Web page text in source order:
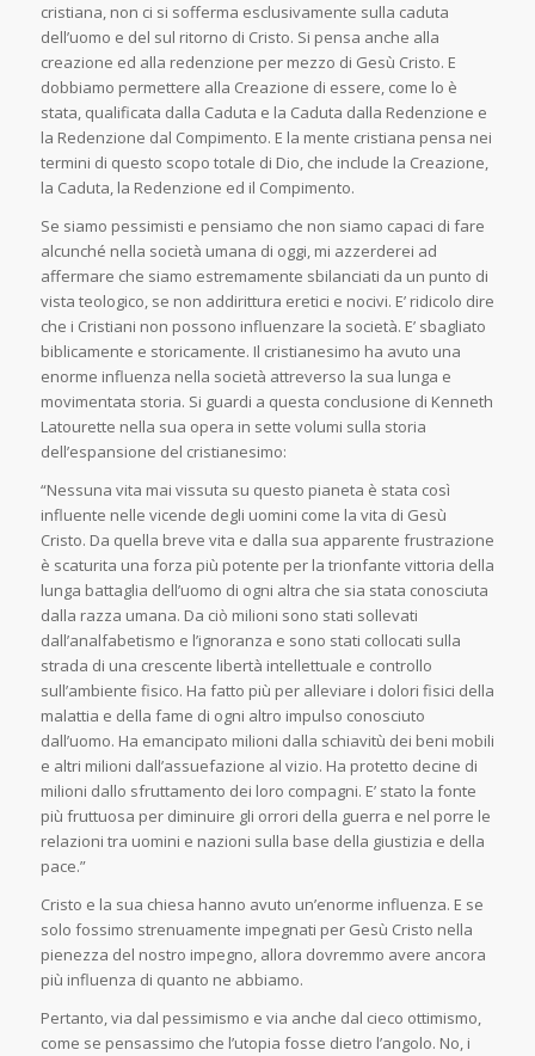
cristiana, non ci si sofferma esclusivamente sulla caduta
dell’uomo e del sul ritorno di Cristo. Si pensa anche alla
creazione ed alla redenzione per mezzo di Gesù Cristo. E
dobbiamo permettere alla Creazione di essere, come lo è
stata, qualificata dalla Caduta e la Caduta dalla Redenzione e
la Redenzione dal Compimento. E la mente cristiana pensa nei
termini di questo scopo totale di Dio, che include la Creazione,
la Caduta, la Redenzione ed il Compimento.
Se siamo pessimisti e pensiamo che non siamo capaci di fare
alcunché nella società umana di oggi, mi azzerderei ad
affermare che siamo estremamente sbilanciati da un punto di
vista teologico, se non addirittura eretici e nocivi. E’ ridicolo dire
che i Cristiani non possono influenzare la società. E’ sbagliato
biblicamente e storicamente. Il cristianesimo ha avuto una
enorme influenza nella società attreverso la sua lunga e
movimentata storia. Si guardi a questa conclusione di Kenneth
Latourette nella sua opera in sette volumi sulla storia
dell’espansione del cristianesimo:
“Nessuna vita mai vissuta su questo pianeta è stata così
influente nelle vicende degli uomini come la vita di Gesù
Cristo. Da quella breve vita e dalla sua apparente frustrazione
è scaturita una forza più potente per la trionfante vittoria della
lunga battaglia dell’uomo di ogni altra che sia stata conosciuta
dalla razza umana. Da ciò milioni sono stati sollevati
dall’analfabetismo e l’ignoranza e sono stati collocati sulla
strada di una crescente libertà intellettuale e controllo
sull’ambiente fisico. Ha fatto più per alleviare i dolori fisici della
malattia e della fame di ogni altro impulso conosciuto
dall’uomo. Ha emancipato milioni dalla schiavitù dei beni mobili
e altri milioni dall’assuefazione al vizio. Ha protetto decine di
milioni dallo sfruttamento dei loro compagni. E’ stato la fonte
più fruttuosa per diminuire gli orrori della guerra e nel porre le
relazioni tra uomini e nazioni sulla base della giustizia e della
pace.”
Cristo e la sua chiesa hanno avuto un’enorme influenza. E se
solo fossimo strenuamente impegnati per Gesù Cristo nella
pienezza del nostro impegno, allora dovremmo avere ancora
più influenza di quanto ne abbiamo.
Pertanto, via dal pessimismo e via anche dal cieco ottimismo,
come se pensassimo che l’utopia fosse dietro l’angolo. No, i